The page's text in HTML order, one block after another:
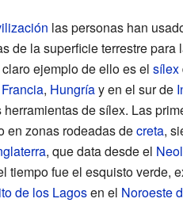
las personas han
de la superficie terrestre para
ejemplo de ello es el sílex
Francia, Hungríay en el sur de
de sílex. Las
en zonas rodeadas decreta,
, que data desde el
tiempo fue el esquisto verde,
de los Lagosen el Noroeste